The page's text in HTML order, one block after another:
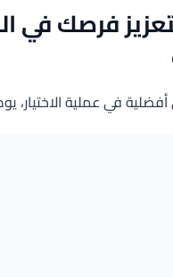
فرصك في
في عملية الاختيار،